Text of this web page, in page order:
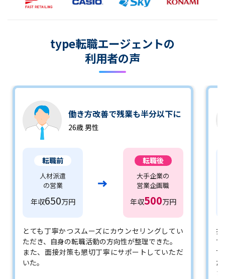
type転職エージェントの
利用者の声
働き方改善で残業も半分以下に
26歳 男性
転職前
人材派遣
の営業
年収650万円
転職後
大手企業の
営業企画職
年収500万円
とても丁寧かつスムーズにカウンセリングしてい
ただき、自身の転職活動の方向性が整理できた。
また、面接対策も懇切丁寧にサポートしていただ
いた。